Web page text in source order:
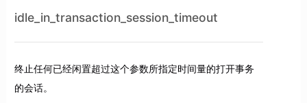
idle_in_transaction_session_timeout
终止任何已经闲置超过这个参数所指定时间量的打开事务
的会话。